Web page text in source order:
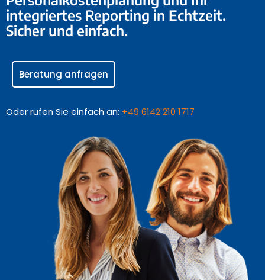
integriertes Reporting in Echtzeit.
Sicher und einfach.
Beratung anfragen
Oder rufen Sie einfach an: +49 6142 210 1717